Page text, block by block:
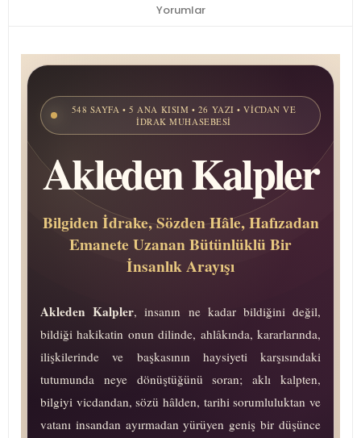
Yorumlar
548 SAYFA • 5 ANA KISIM • 26 YAZI • VICDAN VE
İDRAK MU­HA­SE­BE­SI
Akleden Kalpler
Bilgiden İdrake, Sözden Hâle, Hafızadan
Emanete Uzanan Bütünlüklü Bir
İnsanlık Arayışı
Akleden Kalpler, insanın ne kadar bildiğini değil,
bildiği hakikatin onun dilinde, ahlâkında, kararlarında,
ilişkilerinde ve başkasının haysiyeti karşısındaki
tutumunda neye dö­nüş­tü­ğü­nü soran; aklı kalpten,
bilgiyi vicdandan, sözü hâlden, tarihi so­rum­lu­luk­tan ve
vatanı insandan ayırmadan yürüyen geniş bir düşünce